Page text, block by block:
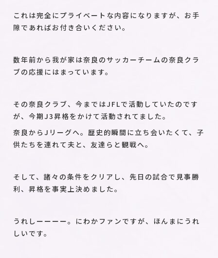
これは完全にプライベートな内容になりますが、お手
隙であればお付き合いください。
数年前から我が家は奈良のサッカーチームの奈良クラ
ブの応援にはまっています。
その奈良クラブ、今まではJFLで活動していたのです
が、今期J3昇格をかけて活動されてました。
奈良からJリーグへ。歴史的瞬間に立ち会いたくて、子
供たちを連れて夫と、友達らと観戦へ。
そして、諸々の条件をクリアし、先日の試合で見事勝
利、昇格を事実上決めました。
うれしーーーー。にわかファンですが、ほんまにうれ
しいです。